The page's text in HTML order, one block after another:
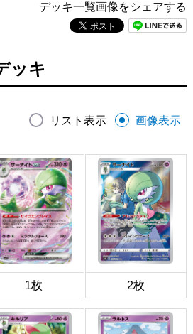
デッキ一覧画像をシェアする
ッキ
リスト表示 画像表示
1枚 2枚